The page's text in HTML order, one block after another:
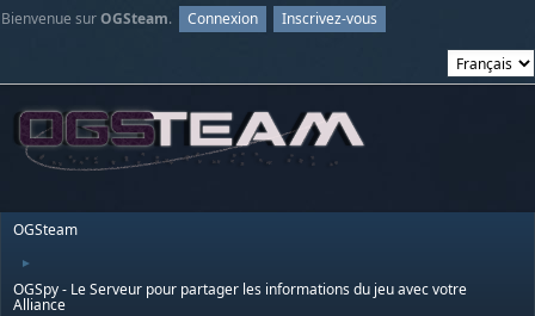
Bienvenue surOGSteam. Connexion Inscrivez-vous
OGSteam
►
OGSpy - Le Serveur pour partager les informations du jeu avec votre
Alliance